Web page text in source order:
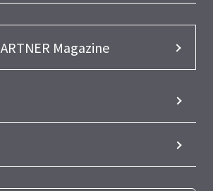
ARTNER Magazine